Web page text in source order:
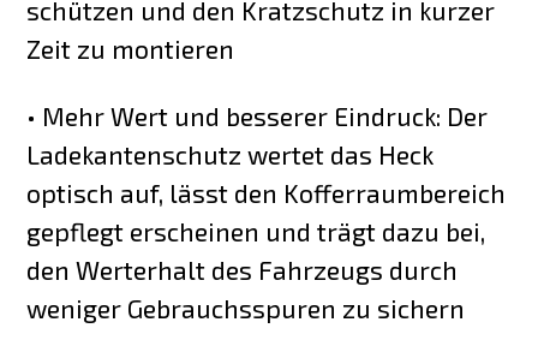
schützen und den Kratzschutz in kurzer
Zeit zu montieren
• Mehr Wert und besserer Eindruck: Der
Ladekantenschutz wertet das Heck
optisch auf, lässt den Kofferraumbereich
gepflegt erscheinen und trägt dazu bei,
den Werterhalt des Fahrzeugs durch
weniger Gebrauchsspuren zu sichern